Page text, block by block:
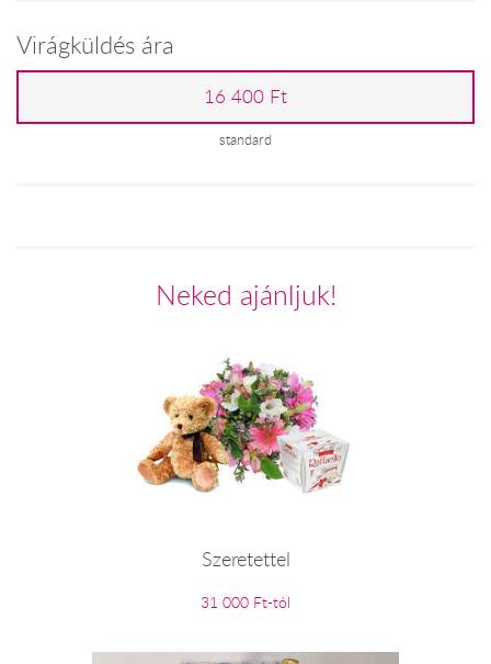
Virágküldés ára
16 400 Ft
standard
Neked ajánljuk!
Szeretettel
31 000 Ft-tól